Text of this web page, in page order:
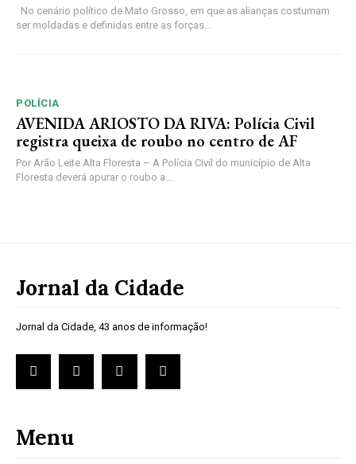
No cenário político de Mato Grosso, em que as alianças costumam
ser moldadas e definidas entre as forças...
POLÍCIA
AVENIDA ARIOSTO DA RIVA: Polícia Civil
registra queixa de roubo no centro de AF
Por Arão Leite Alta Floresta – A Polícia Civil do município de Alta
Floresta deverá apurar o roubo a...
Jornal da Cidade
Jornal da Cidade, 43 anos de informação!
Menu